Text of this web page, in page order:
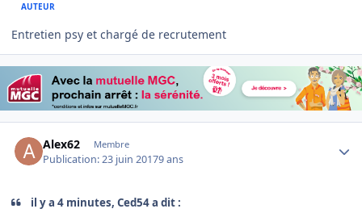
AUTEUR
Entretien psy et chargé de recrutement
Alex62 Membre
Publication:23 juin 20179 ans
il y a 4 minutes, Ced54 a dit :